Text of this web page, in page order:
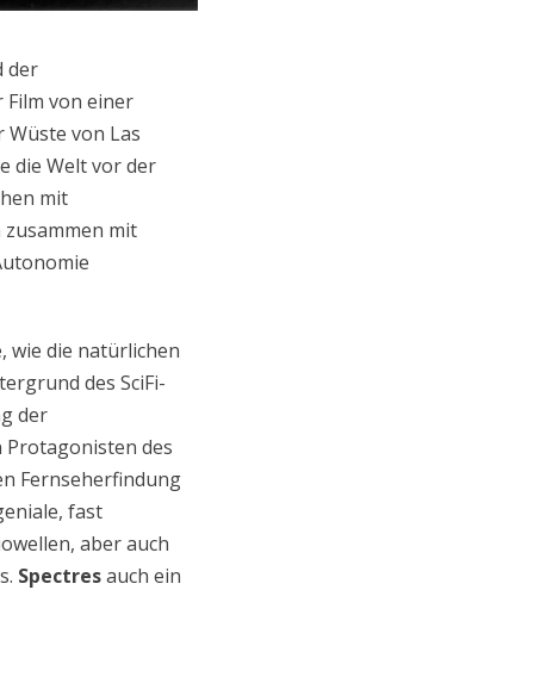
der
Film von einer
Wüste von Las
die Welt vor der
mit
mit
wie die natürlichen
des SciFi-
der
Protagonisten des
Fernseherfindung
fast
aber auch
Spectresauch ein